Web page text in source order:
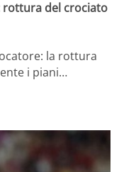
rottura del crociato
la rottura
i piani…